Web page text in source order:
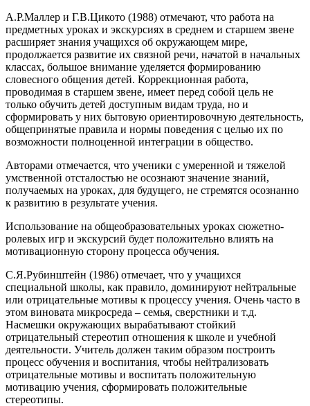
А.Р.Маллер и Г.В.Цикото (1988) отмечают, что работа на
предметных уроках и экскурсиях в среднем и старшем звене
расширяет знания учащихся об окружающем мире,
продолжается развитие их связной речи, начатой в начальных
классах, большое внимание уделяется формированию
словесного общения детей. Коррекционная работа,
проводимая в старшем звене, имеет перед собой цель не
только обучить детей доступным видам труда, но и
сформировать у них бытовую ориентировочную деятельность,
общепринятые правила и нормы поведения с целью их по
возможности полноценной интеграции в общество.
Авторами отмечается, что ученики с умеренной и тяжелой
умственной отсталостью не осознают значение знаний,
получаемых на уроках, для будущего, не стремятся осознанно
к развитию в результате учения.
Использование на общеобразовательных уроках сюжетно-
ролевых игр и экскурсий будет положительно влиять на
мотивационную сторону процесса обучения.
С.Я.Рубинштейн (1986) отмечает, что у учащихся
специальной школы, как правило, доминируют нейтральные
или отрицательные мотивы к процессу учения. Очень часто в
этом виновата микросреда – семья, сверстники и т.д.
Насмешки окружающих вырабатывают стойкий
отрицательный стереотип отношения к школе и учебной
деятельности. Учитель должен таким образом построить
процесс обучения и воспитания, чтобы нейтрализовать
отрицательные мотивы и воспитать положительную
мотивацию учения, сформировать положительные
стереотипы.